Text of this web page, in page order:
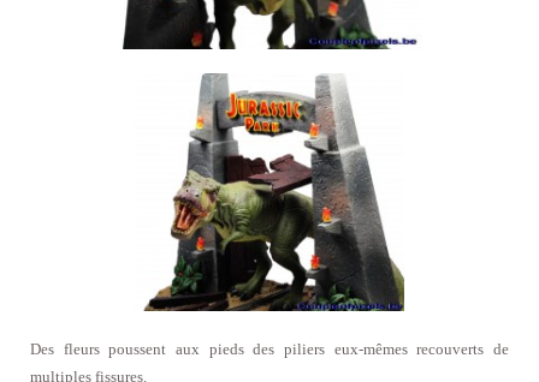
Des fleurs poussent aux pieds des piliers eux-mêmes recouverts de
multiples fissures.